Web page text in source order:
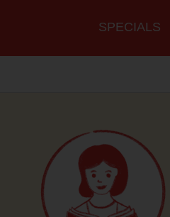
Hauptmenü
SPECIALS